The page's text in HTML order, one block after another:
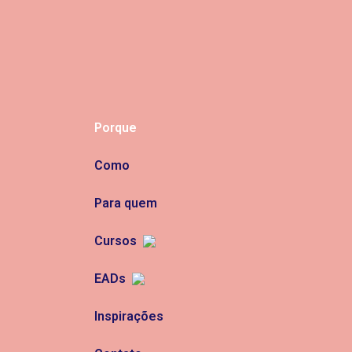
Porque
Como
Para quem
Cursos
EADs
Inspirações